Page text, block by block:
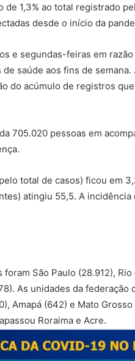
1,3% ao total registrado
desde o início da
e segundas-feiras em
saúde aos fins de semana.
do acúmulo de registros
705.020 pessoas em
total de casos) ficou em
atingiu 55,5. A
São Paulo (28.912), Rio
As unidades da federação
Amapá (642) e Mato
Roraima e Acre.